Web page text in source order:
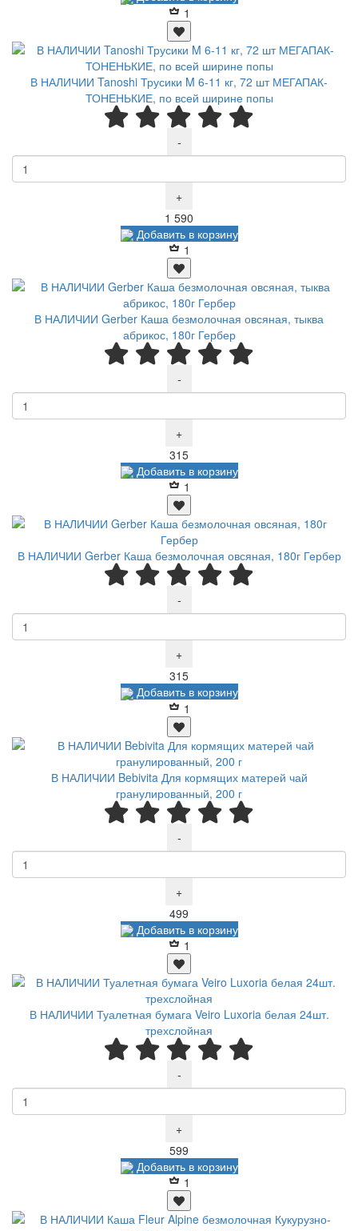
1
В НАЛИЧИИ Tanoshi Трусики M 6-11 кг, 72 шт МЕГАПАК-
ТОНЕНЬКИЕ, по всей ширине попы
-
+
1 590
Добавить в корзину
1
В НАЛИЧИИ Gerber Каша безмолочная овсяная, тыква
абрикос, 180г Гербер
-
+
315Р
Добавить в корзину
1
В НАЛИЧИИ Gerber Каша безмолочная овсяная, 180г Гербер
-
+
315Р
Добавить в корзину
1
В НАЛИЧИИ Bebivita Для кормящих матерей чай
гранулированный, 200 г
-
+
499
Добавить в корзину
1
В НАЛИЧИИ Туалетная бумага Veiro Luxoria белая 24шт.
трехслойная
-
+
599
Добавить в корзину
1